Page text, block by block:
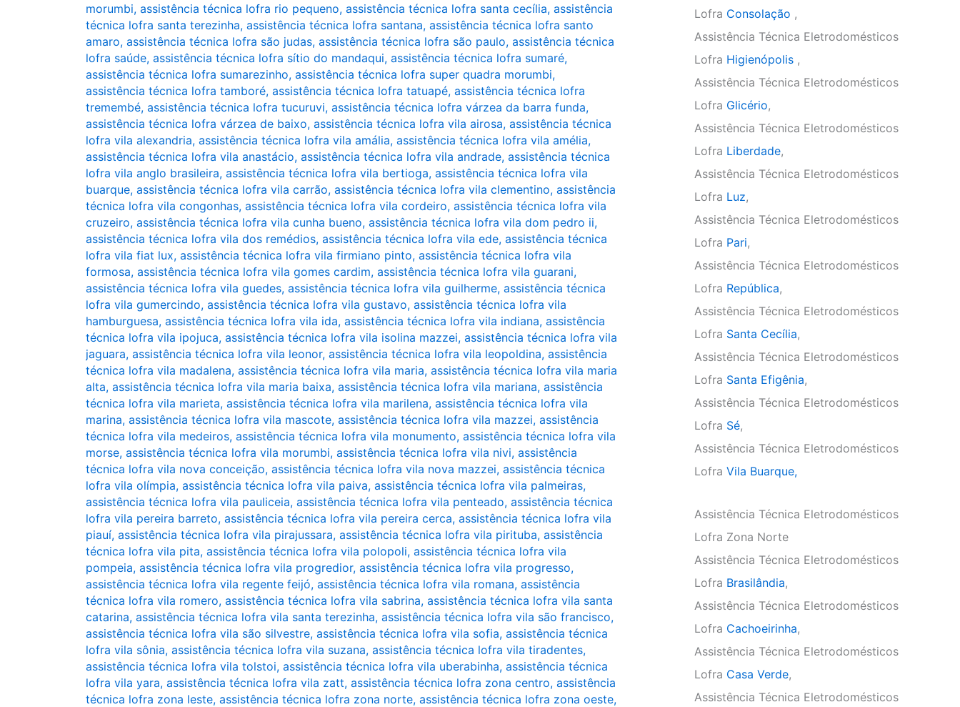
morumbi, assistência técnica lofra rio pequeno, assistência técnica lofra santa cecília, assistência
técnica lofra santa terezinha, assistência técnica lofra santana, assistência técnica lofra santo
amaro, assistência técnica lofra são judas, assistência técnica lofra são paulo, assistência técnica
lofra saúde, assistência técnica lofra sítio do mandaqui, assistência técnica lofra sumaré,
assistência técnica lofra sumarezinho, assistência técnica lofra super quadra morumbi,
assistência técnica lofra tamboré, assistência técnica lofra tatuapé, assistência técnica lofra
tremembé, assistência técnica lofra tucuruvi, assistência técnica lofra várzea da barra funda,
assistência técnica lofra várzea de baixo, assistência técnica lofra vila airosa, assistência técnica
lofra vila alexandria, assistência técnica lofra vila amália, assistência técnica lofra vila amélia,
assistência técnica lofra vila anastácio, assistência técnica lofra vila andrade, assistência técnica
lofra vila anglo brasileira, assistência técnica lofra vila bertioga, assistência técnica lofra vila
buarque, assistência técnica lofra vila carrão, assistência técnica lofra vila clementino, assistência
técnica lofra vila congonhas, assistência técnica lofra vila cordeiro, assistência técnica lofra vila
cruzeiro, assistência técnica lofra vila cunha bueno, assistência técnica lofra vila dom pedro ii,
assistência técnica lofra vila dos remédios, assistência técnica lofra vila ede, assistência técnica
lofra vila fiat lux, assistência técnica lofra vila firmiano pinto, assistência técnica lofra vila
formosa, assistência técnica lofra vila gomes cardim, assistência técnica lofra vila guarani,
assistência técnica lofra vila guedes, assistência técnica lofra vila guilherme, assistência técnica
lofra vila gumercindo, assistência técnica lofra vila gustavo, assistência técnica lofra vila
hamburguesa, assistência técnica lofra vila ida, assistência técnica lofra vila indiana, assistência
técnica lofra vila ipojuca, assistência técnica lofra vila isolina mazzei, assistência técnica lofra vila
jaguara, assistência técnica lofra vila leonor, assistência técnica lofra vila leopoldina, assistência
técnica lofra vila madalena, assistência técnica lofra vila maria, assistência técnica lofra vila maria
alta, assistência técnica lofra vila maria baixa, assistência técnica lofra vila mariana, assistência
técnica lofra vila marieta, assistência técnica lofra vila marilena, assistência técnica lofra vila
marina, assistência técnica lofra vila mascote, assistência técnica lofra vila mazzei, assistência
técnica lofra vila medeiros, assistência técnica lofra vila monumento, assistência técnica lofra vila
morse, assistência técnica lofra vila morumbi, assistência técnica lofra vila nivi, assistência
técnica lofra vila nova conceição, assistência técnica lofra vila nova mazzei, assistência técnica
lofra vila olímpia, assistência técnica lofra vila paiva, assistência técnica lofra vila palmeiras,
assistência técnica lofra vila pauliceia, assistência técnica lofra vila penteado, assistência técnica
lofra vila pereira barreto, assistência técnica lofra vila pereira cerca, assistência técnica lofra vila
piauí, assistência técnica lofra vila pirajussara, assistência técnica lofra vila pirituba, assistência
técnica lofra vila pita, assistência técnica lofra vila polopoli, assistência técnica lofra vila
pompeia, assistência técnica lofra vila progredior, assistência técnica lofra vila progresso,
assistência técnica lofra vila regente feijó, assistência técnica lofra vila romana, assistência
técnica lofra vila romero, assistência técnica lofra vila sabrina, assistência técnica lofra vila santa
catarina, assistência técnica lofra vila santa terezinha, assistência técnica lofra vila são francisco,
assistência técnica lofra vila são silvestre, assistência técnica lofra vila sofia, assistência técnica
lofra vila sônia, assistência técnica lofra vila suzana, assistência técnica lofra vila tiradentes,
assistência técnica lofra vila tolstoi, assistência técnica lofra vila uberabinha, assistência técnica
lofra vila yara, assistência técnica lofra vila zatt, assistência técnica lofra zona centro, assistência
técnica lofra zona leste, assistência técnica lofra zona norte, assistência técnica lofra zona oeste,
Lofra Consolação ,
Assistência Técnica Eletrodomésticos
Lofra Higienópolis ,
Assistência Técnica Eletrodomésticos
Lofra Glicério,
Assistência Técnica Eletrodomésticos
Lofra Liberdade,
Assistência Técnica Eletrodomésticos
Lofra Luz,
Assistência Técnica Eletrodomésticos
Lofra Pari,
Assistência Técnica Eletrodomésticos
Lofra República,
Assistência Técnica Eletrodomésticos
Lofra Santa Cecília,
Assistência Técnica Eletrodomésticos
Lofra Santa Efigênia,
Assistência Técnica Eletrodomésticos
Lofra Sé,
Assistência Técnica Eletrodomésticos
Lofra Vila Buarque,
Assistência Técnica Eletrodomésticos
Lofra Zona Norte
Assistência Técnica Eletrodomésticos
Lofra Brasilândia,
Assistência Técnica Eletrodomésticos
Lofra Cachoeirinha,
Assistência Técnica Eletrodomésticos
Lofra Casa Verde,
Assistência Técnica Eletrodomésticos